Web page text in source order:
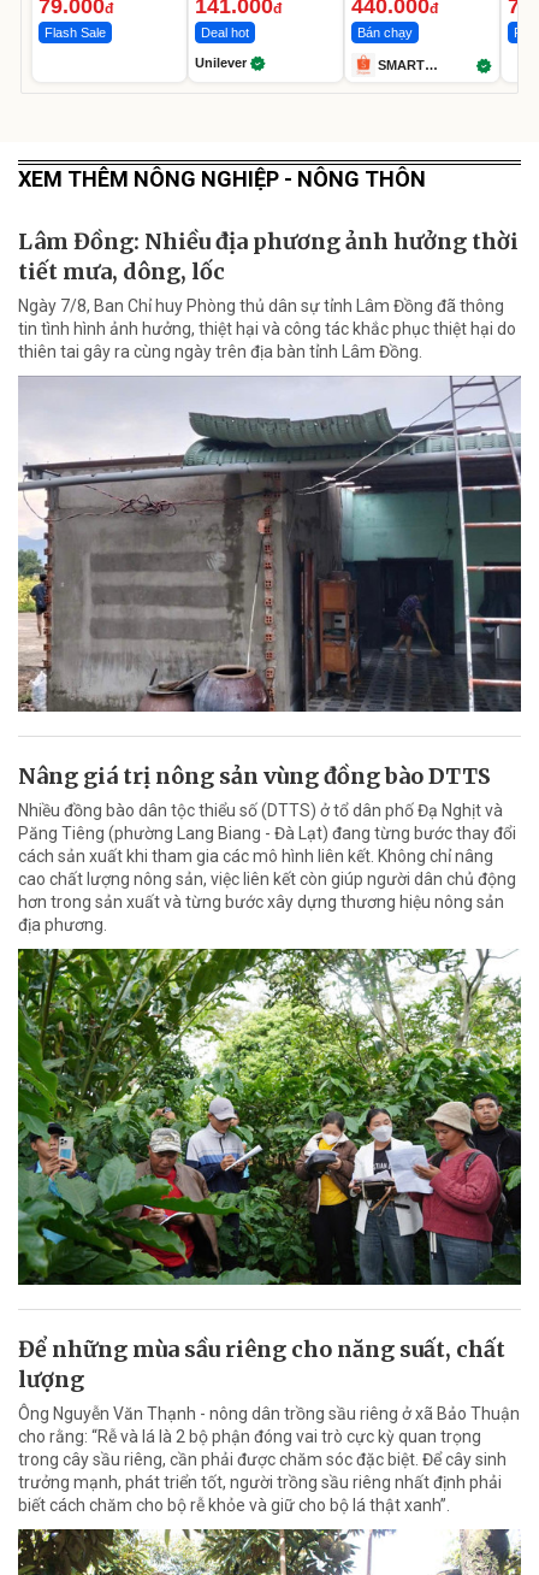
79.000đ
Flash Sale
141.000đ
Deal hot
Unilever
440.000đ
Bán chạy
SMART
XEM THÊM NÔNG NGHIỆP - NÔNG THÔN
Lâm Đồng: Nhiều địa phương ảnh hưởng thời
tiết mưa, dông, lốc
Ngày 7/8, Ban Chỉ huy Phòng thủ dân sự tỉnh Lâm Đồng đã thông
tin tình hình ảnh hưởng, thiệt hại và công tác khắc phục thiệt hại do
thiên tai gây ra cùng ngày trên địa bàn tỉnh Lâm Đồng.
Nâng giá trị nông sản vùng đồng bào DTTS
Nhiều đồng bào dân tộc thiểu số (DTTS) ở tổ dân phố Đạ Nghịt và
Păng Tiêng (phường Lang Biang - Đà Lạt) đang từng bước thay đổi
cách sản xuất khi tham gia các mô hình liên kết. Không chỉ nâng
cao chất lượng nông sản, việc liên kết còn giúp người dân chủ động
hơn trong sản xuất và từng bước xây dựng thương hiệu nông sản
địa phương.
Để những mùa sầu riêng cho năng suất, chất
lượng
Ông Nguyễn Văn Thạnh - nông dân trồng sầu riêng ở xã Bảo Thuận
cho rằng: “Rễ và lá là 2 bộ phận đóng vai trò cực kỳ quan trọng
trong cây sầu riêng, cần phải được chăm sóc đặc biệt. Để cây sinh
trưởng mạnh, phát triển tốt, người trồng sầu riêng nhất định phải
biết cách chăm cho bộ rễ khỏe và giữ cho bộ lá thật xanh”.